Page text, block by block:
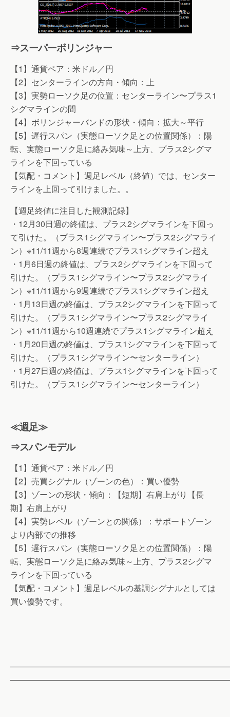
⇒スーパーボリンジャー
【1】通貨ペア：米ドル／円
【2】センターラインの方向・傾向：上
【3】実勢ローソク足の位置：センターライン〜プラス1
シグマラインの間
【4】ボリンジャーバンドの形状・傾向：拡大～平行
【5】遅行スパン（実態ローソク足との位置関係）：陽
転、実態ローソク足に絡み気味～上方、プラス2シグマ
ラインを下回っている
【気配・コメント】週足レベル（終値）では、センター
ラインを上回って引けました。。
【週足終値に注目した観測記録】
・12月30日週の終値は、プラス2シグマラインを下回っ
て引けた。（プラス1シグマライン〜プラス2シグマライ
ン）※11/11週から8週連続でプラス1シグマライン超え
・1月6日週の終値は、プラス2シグマラインを下回って
引けた。（プラス1シグマライン〜プラス2シグマライ
ン）※11/11週から9週連続でプラス1シグマライン超え
・1月13日週の終値は、プラス2シグマラインを下回って
引けた。（プラス1シグマライン〜プラス2シグマライ
ン）※11/11週から10週連続でプラス1シグマライン超え
・1月20日週の終値は、プラス1シグマラインを下回って
引けた。（プラス1シグマライン〜センターライン）
・1月27日週の終値は、プラス1シグマラインを下回って
引けた。（プラス1シグマライン〜センターライン）
≪週足≫
⇒スパンモデル
【1】通貨ペア：米ドル／円
【2】売買シグナル（ゾーンの色）：買い優勢
【3】ゾーンの形状・傾向：【短期】右肩上がり【長
期】右肩上がり
【4】実勢レベル（ゾーンとの関係）：サポートゾーン
より内部での推移
【5】遅行スパン（実態ローソク足との位置関係）：陽
転、実態ローソク足に絡み気味～上方、プラス2シグマ
ラインを下回っている
【気配・コメント】週足レベルの基調シグナルとしては
買い優勢です。